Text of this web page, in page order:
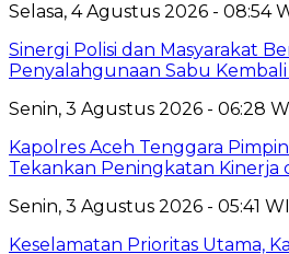
Selasa, 4 Agustus 2026 - 08:54
Sinergi Polisi dan Masyarakat
Penyalahgunaan Sabu
Senin, 3 Agustus 2026 - 06:28
Kapolres Aceh Tenggara
Tekankan Peningkatan Kinerja
Senin, 3 Agustus 2026 - 05:41
Keselamatan Prioritas Utama,